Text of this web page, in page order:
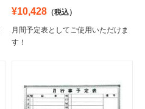
¥10,428 （税込）
月間予定表としてご使用いただけま
す！